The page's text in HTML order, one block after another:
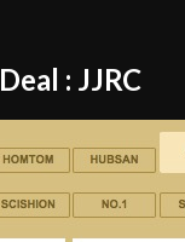
Deal : JJRC